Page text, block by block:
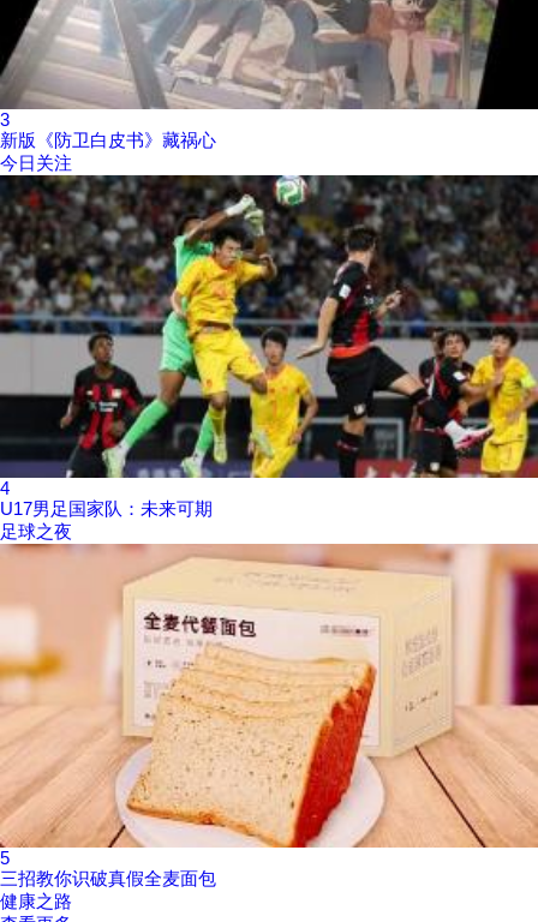
3
新版《防卫白皮书》藏祸心
今日关注
4
U17男足国家队：未来可期
足球之夜
5
三招教你识破真假全麦面包
健康之路